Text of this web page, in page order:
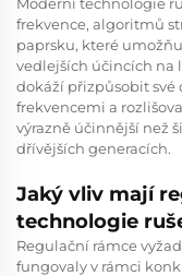
frekvence, algoritmů
paprsku, které
vedlejších účincích na
dokáží přizpůsobit
frekvencemi a
výrazně účinnější než
dřívějších generacích.
Jaký vliv mají
technologie
Regulační rámce
fungovaly v rámci